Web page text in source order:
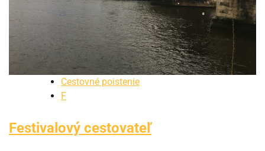
Cestovné poistenie
F
Festivalový cestovateľ